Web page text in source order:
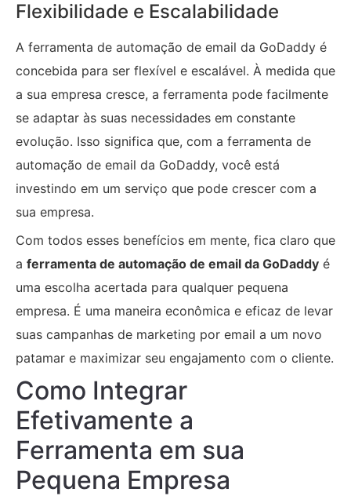
Flexibilidade e Escalabilidade
A ferramenta de automação de email da GoDaddy é
concebida para ser flexível e escalável. À medida que
a sua empresa cresce, a ferramenta pode facilmente
se adaptar às suas necessidades em constante
evolução. Isso significa que, com a ferramenta de
automação de email da GoDaddy, você está
investindo em um serviço que pode crescer com a
sua empresa.
Com todos esses benefícios em mente, fica claro que
a ferramenta de automação de email da GoDaddy é
uma escolha acertada para qualquer pequena
empresa. É uma maneira econômica e eficaz de levar
suas campanhas de marketing por email a um novo
patamar e maximizar seu engajamento com o cliente.
Como Integrar
Efetivamente a
Ferramenta em sua
Pequena Empresa